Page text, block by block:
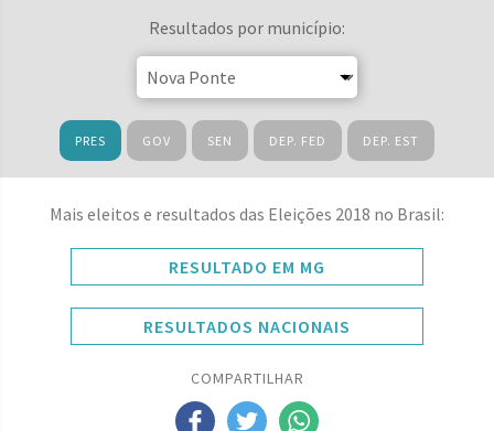
Resultados por município:
PRES GOV SEN DEP. FED DEP. EST
Mais eleitos e resultados das Eleições 2018 no Brasil:
RESULTADO EM MG
RESULTADOS NACIONAIS
COMPARTILHAR